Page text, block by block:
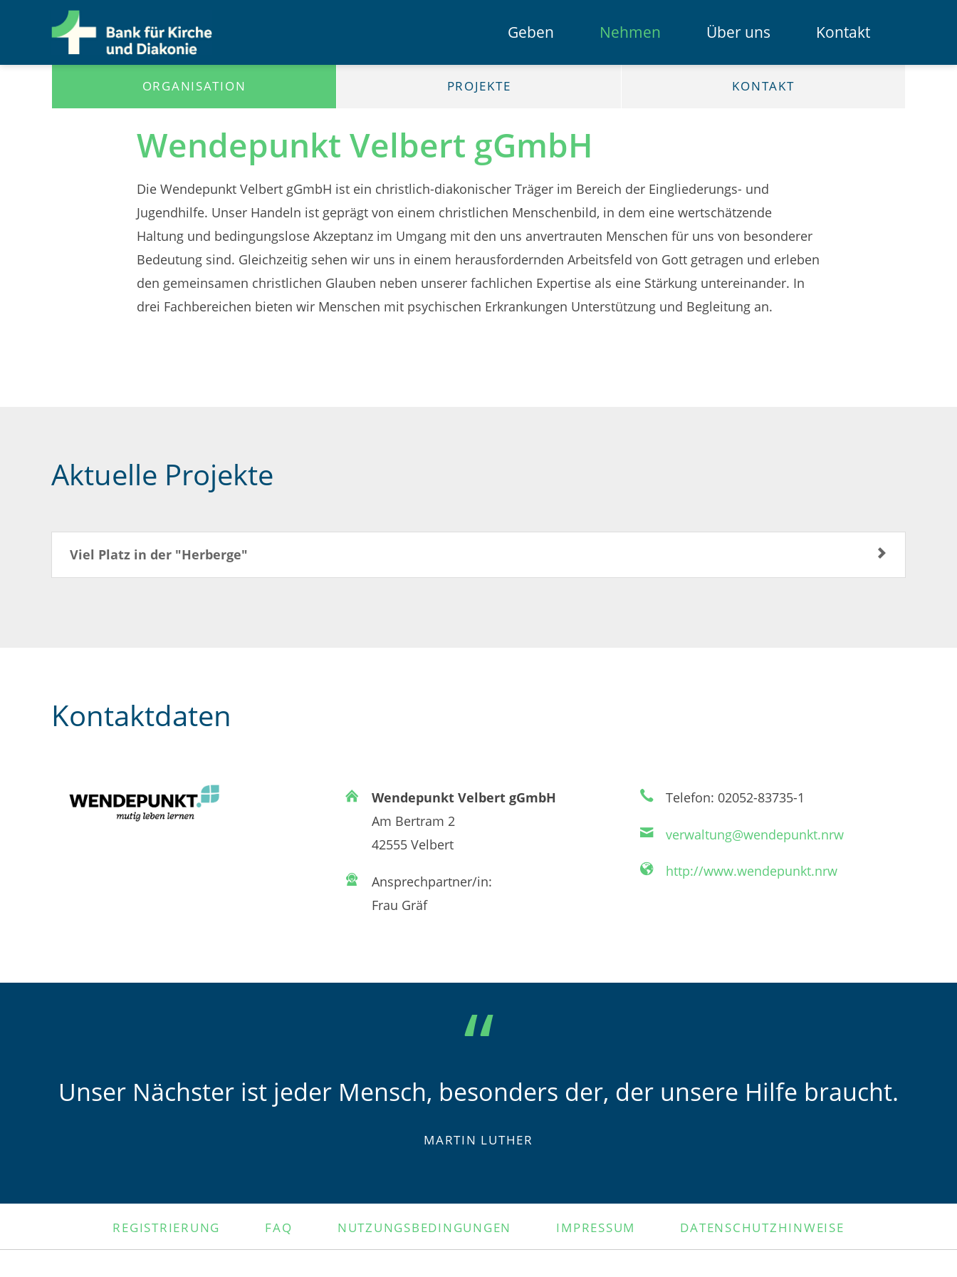
Geben Nehmen Über uns
Das Spendenportal
Erklärfilme
Registrierung für Institutionen
Kontakt
Kontakt
ORGANISATION PROJEKTE KONTAKT
Wendepunkt Velbert gGmbH
Die Wendepunkt Velbert gGmbH ist ein christlich-diakonischer Träger im Bereich der Eingliederungs- und
Jugendhilfe. Unser Handeln ist geprägt von einem christlichen Menschenbild, in dem eine wertschätzende
Haltung und bedingungslose Akzeptanz im Umgang mit den uns anvertrauten Menschen für uns von besonderer
Bedeutung sind. Gleichzeitig sehen wir uns in einem herausfordernden Arbeitsfeld von Gott getragen und erleben
den gemeinsamen christlichen Glauben neben unserer fachlichen Expertise als eine Stärkung untereinander. In
drei Fachbereichen bieten wir Menschen mit psychischen Erkrankungen Unterstützung und Begleitung an.
Aktuelle Projekte
Viel Platz in der "Herberge"
Kontaktdaten
Wendepunkt Velbert gGmbH
Am Bertram 2
42555 Velbert
Ansprechpartner/in:
Frau Gräf
Telefon: 02052-83735-1
verwaltung@wendepunkt.nrw
http://www.wendepunkt.nrw
Unser Nächster ist jeder Mensch, besonders der, der unsere Hilfe braucht.
MARTIN LUTHER
REGISTRIERUNG FAQ NUTZUNGSBEDINGUNGEN IMPRESSUM DATENSCHUTZHINWEISE